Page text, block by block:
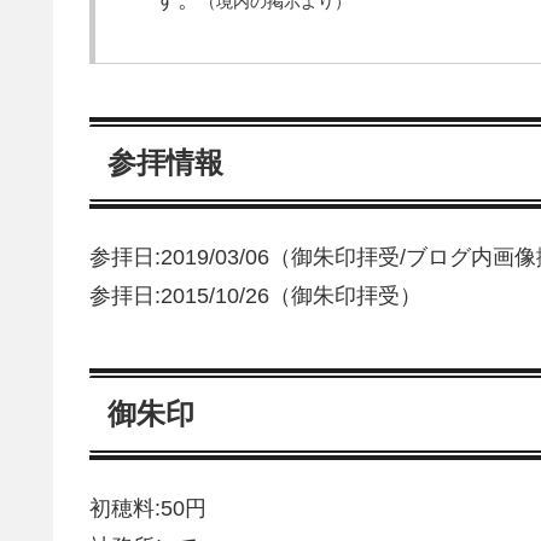
参拝情報
参拝日:2019/03/06（御朱印拝受/ブログ内画
参拝日:2015/10/26（御朱印拝受）
御朱印
初穂料:50円